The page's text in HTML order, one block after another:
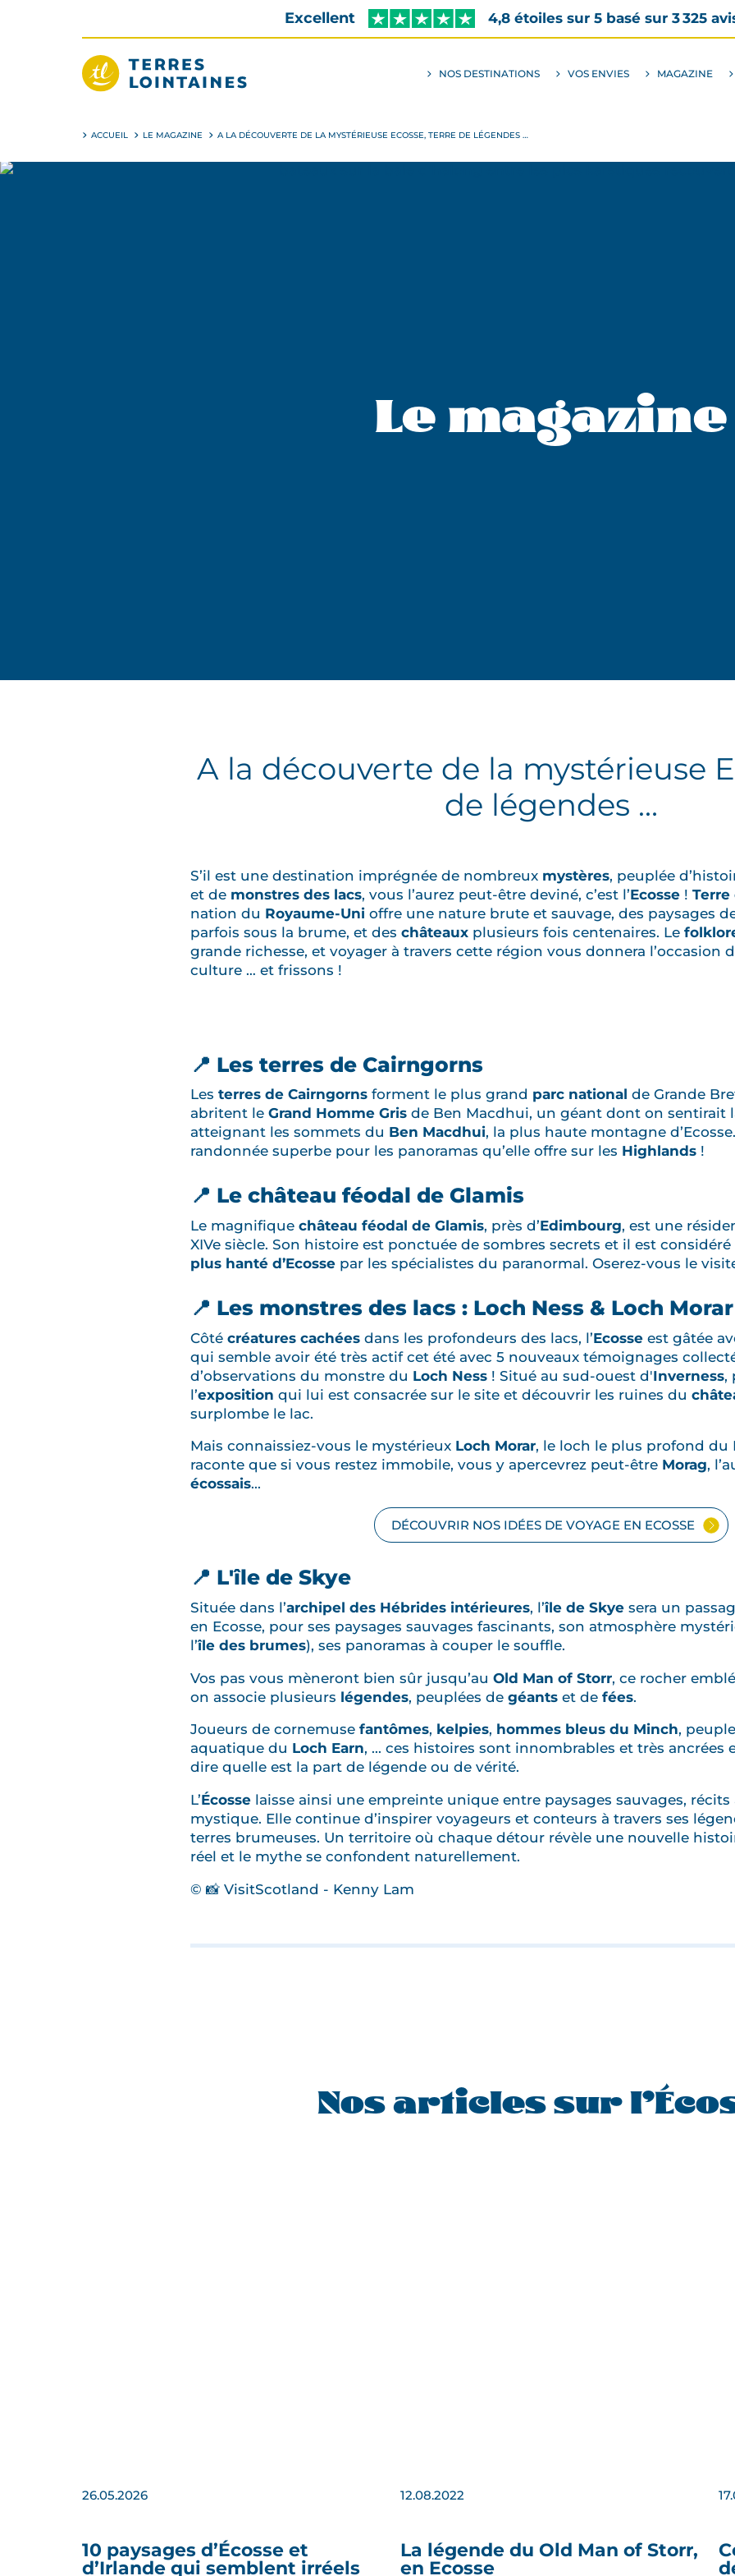
contenu
Excellent 4,8 étoiles sur 5 basé sur 3 325
NOS DESTINATIONS
ALLER
VOS ENVIES MAGAZINE
ACCUEIL LE MAGAZINE A LA DÉCOUVERTE DE LA MYSTÉRIEUSE ECOSSE, TERRE DE LÉGENDES …
Le magazine
A la découverte de la mystérieuse
de légendes …
S’il est une destination imprégnée de nombreux mystères, peuplée
et de monstres des lacs, vous l’aurez peut-être deviné, c’est l’Ecosse ! Terre
nation du Royaume-Uni offre une nature brute et sauvage, des paysages
parfois sous la brume, et des châteaux plusieurs fois centenaires. Le
grande richesse, et voyager à travers cette région vous donnera l’occasion
culture … et frissons !
📍 Les terres de Cairngorns
Les terres de Cairngorns forment le plus grand parc national de Grande
abritent le Grand Homme Gris de Ben Macdhui, un géant dont on sentirait
atteignant les sommets du Ben Macdhui, la plus haute montagne
randonnée superbe pour les panoramas qu’elle offre sur les Highlands !
📍 Le château féodal de Glamis
Le magnifique château féodal de Glamis, près d’Edimbourg, est une
XIVe siècle. Son histoire est ponctuée de sombres secrets et il est
plus hanté d’Ecosse par les spécialistes du paranormal. Oserez-vous le
📍 Les monstres des lacs : Loch Ness & Loch Morar
Côté créatures cachées dans les profondeurs des lacs, l’Ecosse est gâtée
qui semble avoir été très actif cet été avec 5 nouveaux témoignages
d’observations du monstre du Loch Ness ! Situé au sud-ouest d'Inverness,
l’exposition qui lui est consacrée sur le site et découvrir les ruines du
surplombe le lac.
Mais connaissiez-vous le mystérieux Loch Morar, le loch le plus profond du
raconte que si vous restez immobile, vous y apercevrez peut-être Morag,
écossais...
DÉCOUVRIR NOS IDÉES DE VOYAGE EN ECOSSE
📍 L'île de Skye
Située dans l’archipel des Hébrides intérieures, l’île de Skye sera un
en Ecosse, pour ses paysages sauvages fascinants, son atmosphère
l’île des brumes), ses panoramas à couper le souffle.
Vos pas vous mèneront bien sûr jusqu’au Old Man of Storr, ce rocher
on associe plusieurs légendes, peuplées de géants et de fées.
Joueurs de cornemuse fantômes, kelpies, hommes bleus du Minch,
aquatique du Loch Earn, ... ces histoires sont innombrables et très ancrées
dire quelle est la part de légende ou de vérité.
L’Écosse laisse ainsi une empreinte unique entre paysages sauvages,
mystique. Elle continue d’inspirer voyageurs et conteurs à travers ses
terres brumeuses. Un territoire où chaque détour révèle une nouvelle
réel et le mythe se confondent naturellement.
© 📸 VisitScotland - Kenny Lam
Nos articles sur
26.05.2026
10 paysages d’Écosse et
d’Irlande qui semblent irréels
12.08.2022
La légende du Old Man of Storr,
en Ecosse